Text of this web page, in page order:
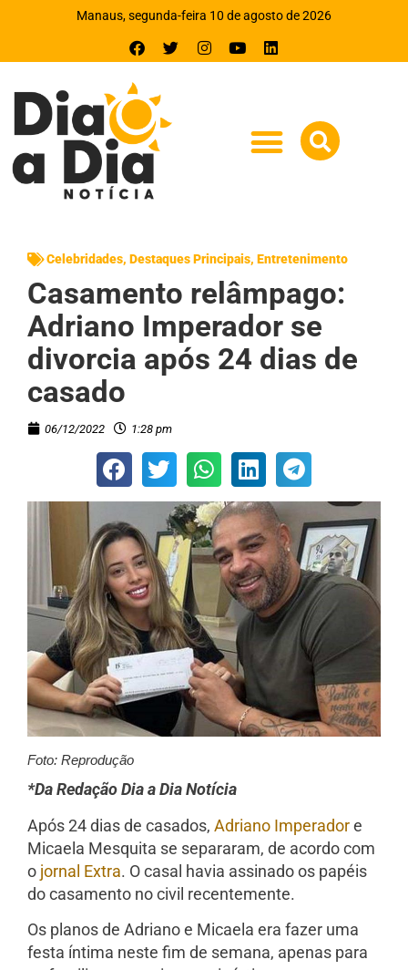
Manaus, segunda-feira 10 de agosto de 2026
Celebridades, Destaques Principais, Entretenimento
Casamento relâmpago:
Adriano Imperador se
divorcia após 24 dias de
casado
06/12/2022 1:28 pm
Foto: Reprodução
*Da Redação Dia a Dia Notícia
Após 24 dias de casados, Adriano Imperadore
Micaela Mesquita se separaram, de acordo com
o jornal Extra. O casal havia assinado os papéis
do casamento no civil recentemente.
Os planos de Adriano e Micaela era fazer uma
festa íntima neste fim de semana, apenas para